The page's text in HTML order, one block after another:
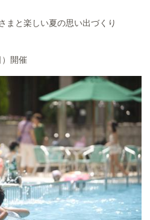
まと楽しい夏の思い出づくり
開催